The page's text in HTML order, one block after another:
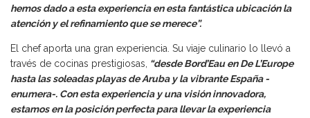
hemos dado a esta experiencia en esta fantástica ubicación la
atención y el refinamiento que se merece”.
El chef aporta una gran experiencia. Su viaje culinario lo llevó a
través de cocinas prestigiosas, “desde Bord’Eau en De L’Europe
hasta las soleadas playas de Aruba y la vibrante España -
enumera-. Con esta experiencia y una visión innovadora,
estamos en la posición perfecta para llevar la experiencia